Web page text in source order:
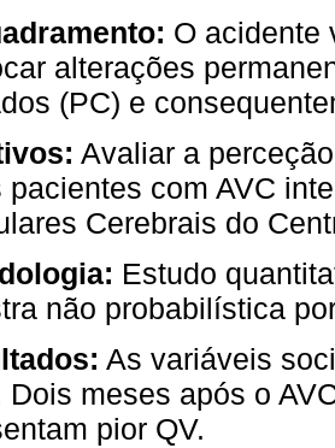
O acidente
alterações
(PC) e
Avaliar a
pacientes com AVC
Cerebrais do
Estudo
não probabilística
As variáveis
Dois meses após o
pior QV.